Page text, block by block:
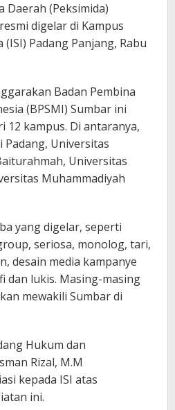
Daerah (Peksimida)
digelar di Kampus
Padang Panjang, Rabu
Badan Pembina
(BPSMI) Sumbar ini
12 kampus. Di antaranya,
Padang, Universitas
Universitas
Muhammadiyah
yang digelar, seperti
seriosa, monolog, tari,
desain media kampanye
dan lukis. Masing-masing
mewakili Sumbar di
Hukum dan
Rizal, M.M
kepada ISI atas
ini.